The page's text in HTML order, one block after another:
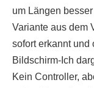
um Längen
Variante aus dem
sofort erkannt und
Bildschirm-Ich
Kein Controller,